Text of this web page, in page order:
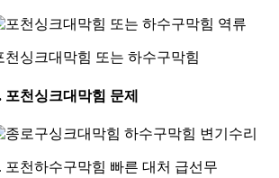
천싱크대막힘 또는 하수구막힘
포천싱크대막힘 문제
포천하수구막힘 빠른 대처 급선무